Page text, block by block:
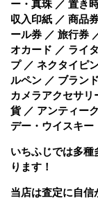
ー・真珠 ／ 置き
収入印紙 ／ 商品
ール券 ／ 旅行券
オカード ／ ライ
プ ／ ネクタイピ
ルペン ／ ブラン
カメラアクセサ
貨 ／ アンティー
デー・ウイスキー
いちふじでは多
ります！
当店は査定に自信